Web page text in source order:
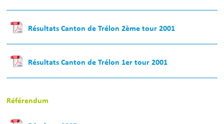
Résultats Canton de Trélon 2ème tour 2001
Résultats Canton de Trélon 1er tour 2001
Référendum